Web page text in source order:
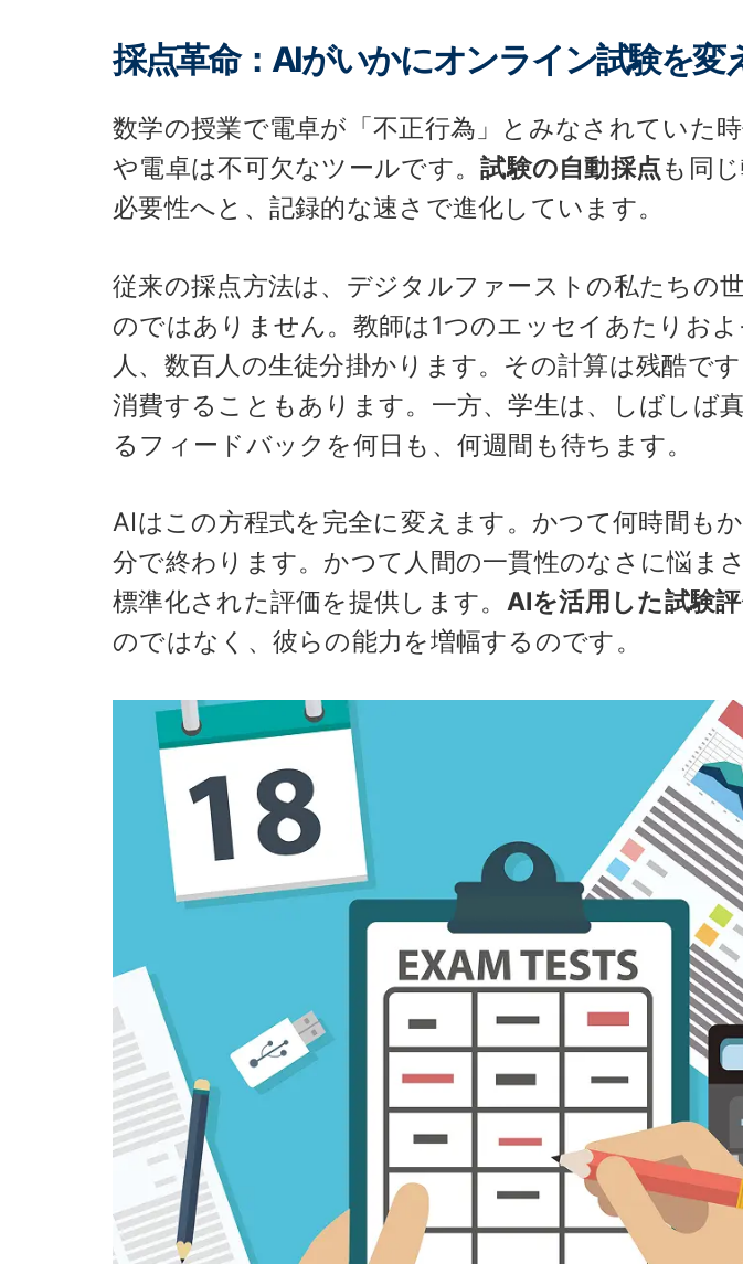
採点革命：AIがいかにオンライン試験を変
数学の授業で電卓が「不正行為」とみなされていた
や電卓は不可欠なツールです。試験の自動採点も同
必要性へと、記録的な速さで進化しています。
従来の採点方法は、デジタルファーストの私たちの
のではありません。教師は1つのエッセイあたりお
人、数百人の生徒分掛かります。その計算は残酷で
消費することもあります。一方、学生は、しばしば
るフィードバックを何日も、何週間も待ちます。
AIはこの方程式を完全に変えます。かつて何時間も
分で終わります。かつて人間の一貫性のなさに悩ま
標準化された評価を提供します。 AIを活用した試験
のではなく、彼らの能力を増幅するのです。